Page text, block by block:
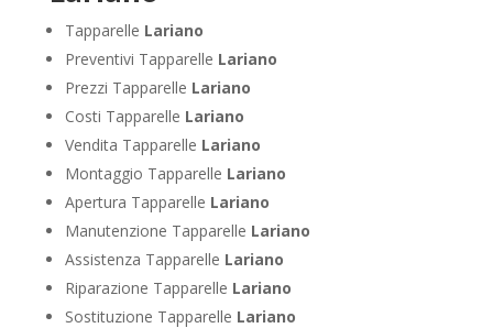
Tapparelle Lariano
Preventivi Tapparelle Lariano
Prezzi Tapparelle Lariano
Costi Tapparelle Lariano
Vendita Tapparelle Lariano
Montaggio Tapparelle Lariano
Apertura Tapparelle Lariano
Manutenzione Tapparelle Lariano
Assistenza Tapparelle Lariano
Riparazione Tapparelle Lariano
Sostituzione Tapparelle Lariano